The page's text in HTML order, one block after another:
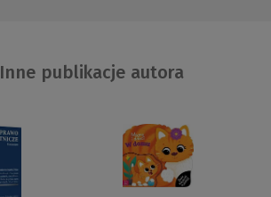
Inne publikacje autora